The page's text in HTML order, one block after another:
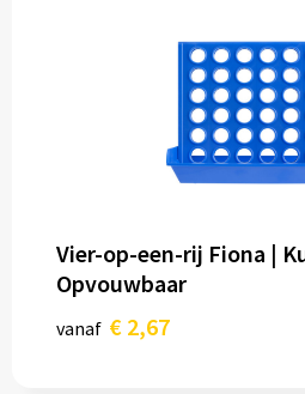
Vier-op-een-rij Fiona |
Opvouwbaar
vanaf € 2,67